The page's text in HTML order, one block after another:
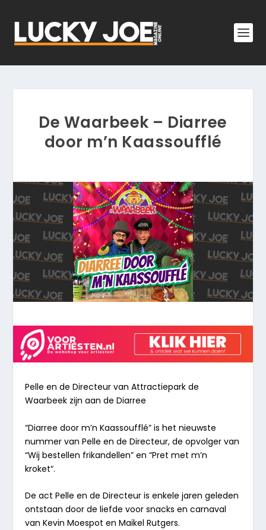
De Waarbeek – Diarree
door m’n Kaassoufflé
Pelle en de Directeur van Attractiepark de
Waarbeek zijn aan de Diarree
“Diarree door m’n Kaassoufflé” is het nieuwste
nummer van Pelle en de Directeur, de opvolger van
“Wij bestellen frikandellen” en “Pret met m’n
kroket“.
De act Pelle en de Directeur is enkele jaren geleden
ontstaan door de liefde voor snacks en carnaval
van Kevin Moespot en Maikel Rutgers.